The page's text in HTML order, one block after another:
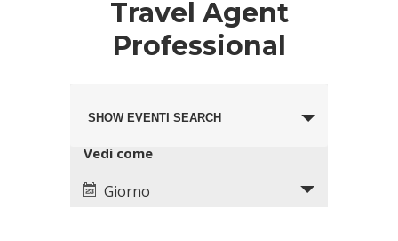
Travel Agent
Professional
and
Views
SHOW EVENTI SEARCH
Views
Vedi come
Giorno